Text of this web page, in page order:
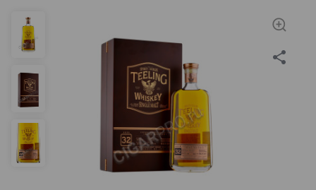
касается выдержки. Дистилляты получают в ходе
трехкратной перегонки в медных кубах
классического образца. Они выдерживаются в
дубовых бочках из американского дуба, а также в
дубовых бочонках из-под рома, вина Каберне
Совиньон, хереса, мадейры, кальвадоса и др. В
линейке представлены элитные образцы с
возрастом 13-30 и более лет, с повышенной
крепостью — 50-52%. Под торговой маркой Тилинг
выпускаются не только односолодовые сорта, но и